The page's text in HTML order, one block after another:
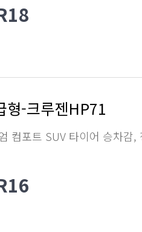
형-크루젠HP71
컴포트 SUV 타이어 승차감,